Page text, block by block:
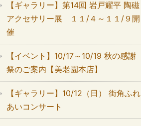
【ギャラリー】第14回 岩戸耀平 陶磁
アクセサリー展 １１/４～１１/９開
催
【イベント】10/17～10/19 秋の感謝
祭のご案内【美老園本店】
【ギャラリー】10/12（日） 街角ふれ
あいコンサート